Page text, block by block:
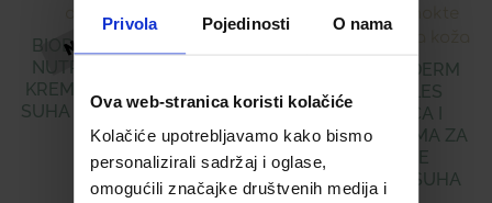
Privola Pojedinosti O nama
Ova web-stranica koristi kolačiće
Kolačiće upotrebljavamo kako bismo
personalizirali sadržaj i oglase,
omogućili značajke društvenih medija i
BIODERMA ATODERM
NUTRITIVE HRANJIVA
KREMA SUHA DO VRLO
SUHA OSJETLJIVA KOŽA
16,16€
BIODERMA ATODERM
MAINS & ONGLES
OBNAVLJAJUĆA I
UMIRUJUĆA KREMA ZA
RUKE I NOKTE
NORMALNA DO SUHA